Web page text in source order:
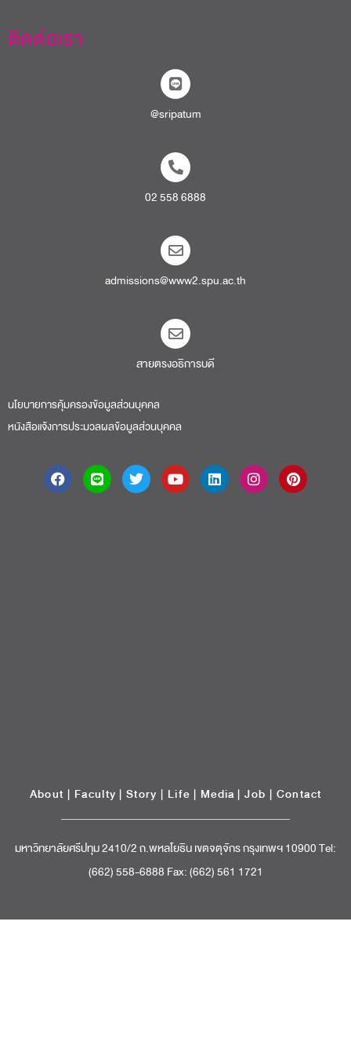
ติดต่อเรา
@sripatum
02 558 6888
admissions@www2.spu.ac.th
สายตรงอธิการบดี​
นโยบายการคุ้มครองข้อมูลส่วนบุคคล
หนังสือแจ้งการประมวลผลข้อมูลส่วนบุคคล